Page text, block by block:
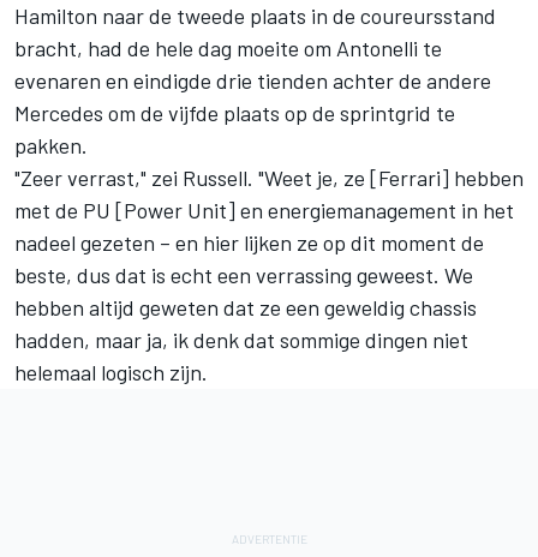
Hamilton naar de tweede plaats in de coureursstand
bracht, had de hele dag moeite om Antonelli te
evenaren en eindigde drie tienden achter de andere
Mercedes om de vijfde plaats op de sprintgrid te
pakken.
"Zeer verrast," zei Russell. "Weet je, ze [Ferrari] hebben
met de PU [Power Unit] en energiemanagement in het
nadeel gezeten – en hier lijken ze op dit moment de
beste, dus dat is echt een verrassing geweest. We
hebben altijd geweten dat ze een geweldig chassis
hadden, maar ja, ik denk dat sommige dingen niet
helemaal logisch zijn.